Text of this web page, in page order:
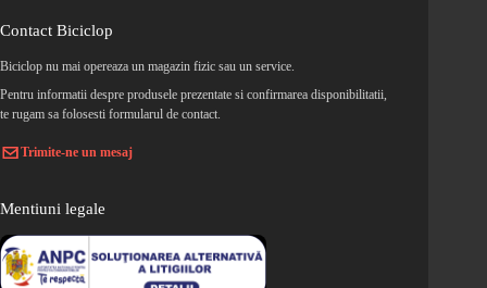
Contact Biciclop
Biciclop nu mai opereaza un magazin fizic sau un service.
Pentru informatii despre produsele prezentate si confirmarea disponibilitatii,
te rugam sa folosesti formularul de contact.
Trimite-ne un mesaj
Mentiuni legale